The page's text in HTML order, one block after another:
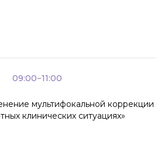
09:00−11:00
мультифокальной коррекции
клинических ситуациях»